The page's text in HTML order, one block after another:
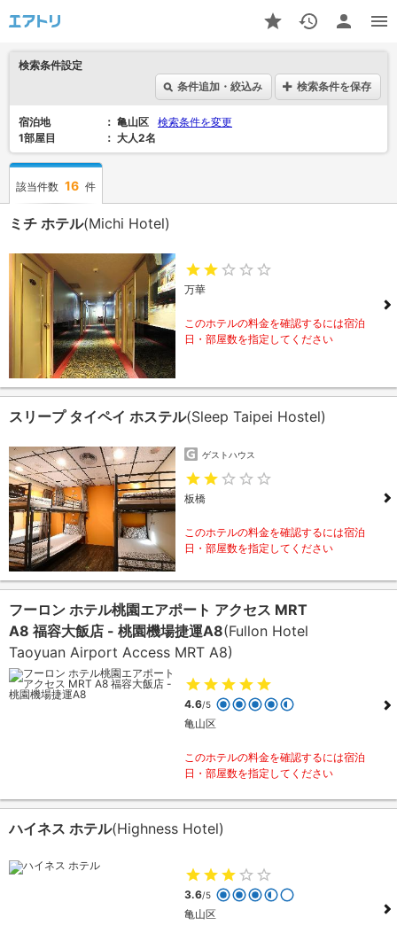
検索条件設定
条件追加・絞込み
検索条件を保存
宿泊地 亀山区
検索条件を変更
1部屋目
大人2名
該当件数 16 件
ミチ ホテル(Michi Hotel)
万華
このホテルの料金を確認するには宿泊
日・部屋数を指定してください
スリープ タイペイ ホステル(Sleep Taipei Hostel)
ゲストハウス
板橋
このホテルの料金を確認するには宿泊
日・部屋数を指定してください
フーロン ホテル桃園エアポート アクセス MRT
A8 福容大飯店 - 桃園機場捷運A8(Fullon Hotel
Taoyuan Airport Access MRT A8)
4.6/5
亀山区
このホテルの料金を確認するには宿泊
日・部屋数を指定してください
ハイネス ホテル(Highness Hotel)
3.6/5
亀山区